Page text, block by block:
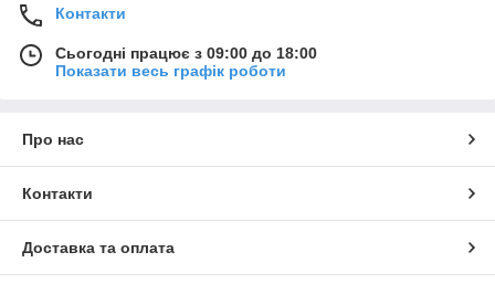
Контакти
Сьогодні працює з 09:00 до 18:00
Показати весь графік роботи
Про нас
Контакти
Доставка та оплата